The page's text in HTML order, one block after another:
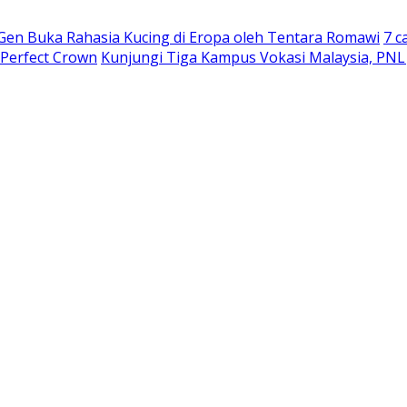
Buka Rahasia Kucing di Eropa oleh Tentara Romawi 7
Crown Kunjungi Tiga Kampus Vokasi Malaysia,